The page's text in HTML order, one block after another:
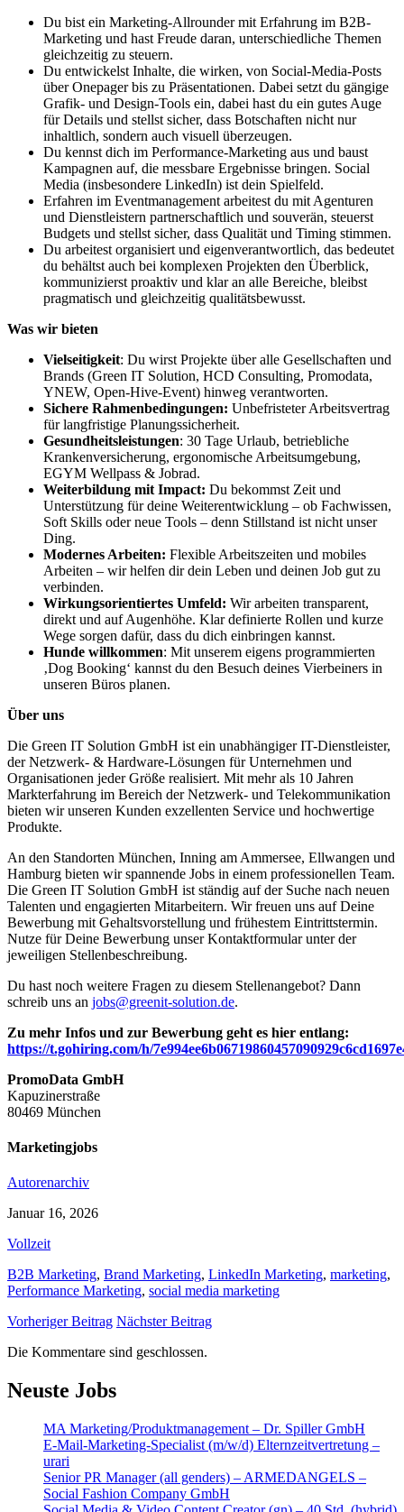
Du bist ein Marketing-Allrounder mit Erfahrung im B2B-
Marketing und hast Freude daran, unterschiedliche Themen
gleichzeitig zu steuern.
Du entwickelst Inhalte, die wirken, von Social-Media-Posts
über Onepager bis zu Präsentationen. Dabei setzt du gängige
Grafik- und Design-Tools ein, dabei hast du ein gutes Auge
für Details und stellst sicher, dass Botschaften nicht nur
inhaltlich, sondern auch visuell überzeugen.
Du kennst dich im Performance-Marketing aus und baust
Kampagnen auf, die messbare Ergebnisse bringen. Social
Media (insbesondere LinkedIn) ist dein Spielfeld.
Erfahren im Eventmanagement arbeitest du mit Agenturen
und Dienstleistern partnerschaftlich und souverän, steuerst
Budgets und stellst sicher, dass Qualität und Timing stimmen.
Du arbeitest organisiert und eigenverantwortlich, das bedeutet
du behältst auch bei komplexen Projekten den Überblick,
kommunizierst proaktiv und klar an alle Bereiche, bleibst
pragmatisch und gleichzeitig qualitätsbewusst.
Was wir bieten
Vielseitigkeit: Du wirst Projekte über alle Gesellschaften und
Brands (Green IT Solution, HCD Consulting, Promodata,
YNEW, Open-Hive-Event) hinweg verantworten.
Sichere Rahmenbedingungen: Unbefristeter Arbeitsvertrag
für langfristige Planungssicherheit.
Gesundheitsleistungen: 30 Tage Urlaub, betriebliche
Krankenversicherung, ergonomische Arbeitsumgebung,
EGYM Wellpass & Jobrad.
Weiterbildung mit Impact: Du bekommst Zeit und
Unterstützung für deine Weiterentwicklung – ob Fachwissen,
Soft Skills oder neue Tools – denn Stillstand ist nicht unser
Ding.
Modernes Arbeiten: Flexible Arbeitszeiten und mobiles
Arbeiten – wir helfen dir dein Leben und deinen Job gut zu
verbinden.
Wirkungsorientiertes Umfeld: Wir arbeiten transparent,
direkt und auf Augenhöhe. Klar definierte Rollen und kurze
Wege sorgen dafür, dass du dich einbringen kannst.
Hunde willkommen: Mit unserem eigens programmierten
‚Dog Booking‘ kannst du den Besuch deines Vierbeiners in
unseren Büros planen.
Über uns
Die Green IT Solution GmbH ist ein unabhängiger IT-Dienstleister,
der Netzwerk- & Hardware-Lösungen für Unternehmen und
Organisationen jeder Größe realisiert. Mit mehr als 10 Jahren
Markterfahrung im Bereich der Netzwerk- und Telekommunikation
bieten wir unseren Kunden exzellenten Service und hochwertige
Produkte.
An den Standorten München, Inning am Ammersee, Ellwangen und
Hamburg bieten wir spannende Jobs in einem professionellen Team.
Die Green IT Solution GmbH ist ständig auf der Suche nach neuen
Talenten und engagierten Mitarbeitern. Wir freuen uns auf Deine
Bewerbung mit Gehaltsvorstellung und frühestem Eintrittstermin.
Nutze für Deine Bewerbung unser Kontaktformular unter der
jeweiligen Stellenbeschreibung.
Du hast noch weitere Fragen zu diesem Stellenangebot? Dann
schreib uns an jobs@greenit-solution.de.
Zu mehr Infos und zur Bewerbung geht es hier entlang:
https://t.gohiring.com/h/
PromoData GmbH
Kapuzinerstraße
80469 München
Marketingjobs
Autorenarchiv
Januar 16, 2026
Vollzeit
B2B Marketing, Brand Marketing, LinkedIn Marketing, marketing,
Performance Marketing, social media marketing
Vorheriger Beitrag Nächster Beitrag
Die Kommentare sind geschlossen.
Neuste Jobs
MA Marketing/Produktmanagement – Dr. Spiller GmbH
E-Mail-Marketing-Specialist (m/w/d) Elternzeitvertretung –
urari
Senior PR Manager (all genders) – ARMEDANGELS –
Social Fashion Company GmbH